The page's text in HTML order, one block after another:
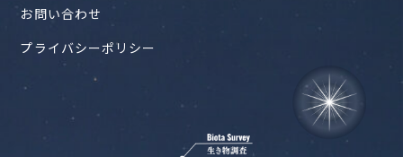
お問い合わせ
プライバシーポリシー